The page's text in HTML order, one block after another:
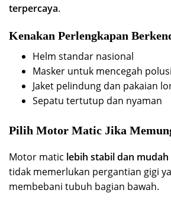
terpercaya.
Kenakan Perlengkapan
Helm standar nasional
Masker untuk mencegah polusi
Jaket pelindung dan pakaian
Sepatu tertutup dan nyaman
Pilih Motor Matic Jika
Motor matic lebih stabil dan
tidak memerlukan pergantian gigi
membebani tubuh bagian bawah.